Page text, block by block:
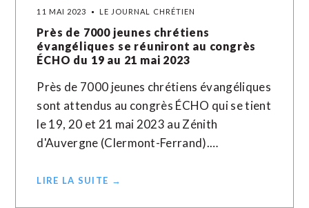
11 MAI 2023 LE JOURNAL CHRÉTIEN
Près de 7000 jeunes chrétiens
évangéliques se réuniront au congrès
ÉCHO du 19 au 21 mai 2023
Près de 7000 jeunes chrétiens évangéliques
sont attendus au congrès ÉCHO qui se tient
le 19, 20 et 21 mai 2023 au Zénith
d'Auvergne (Clermont-Ferrand).…
LIRE LA SUITE →